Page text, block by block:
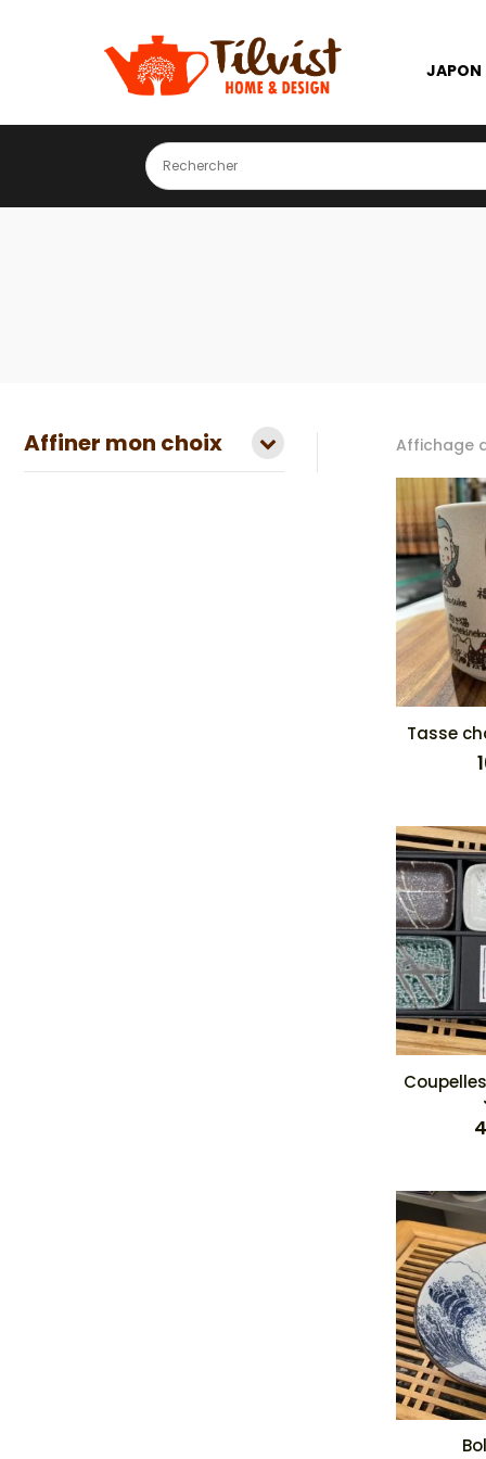
JAPON
Affiner mon choix Affichage
Tasse